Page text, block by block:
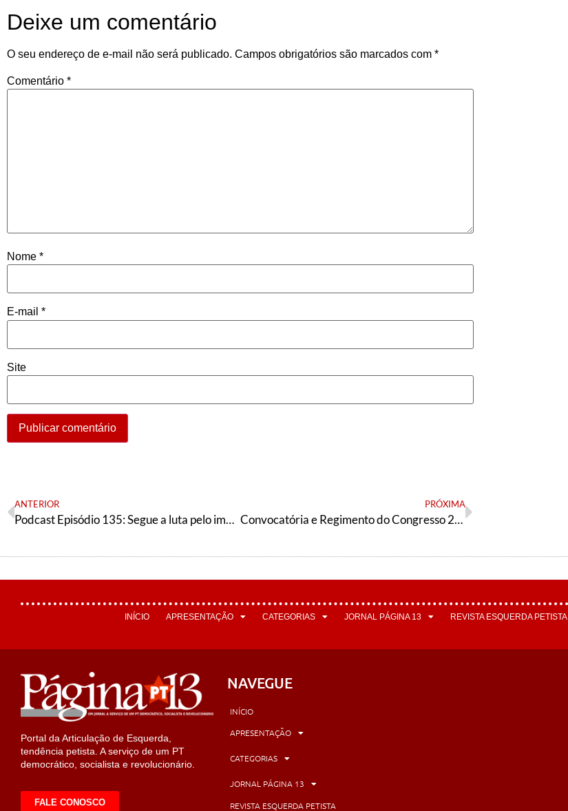
Deixe um comentário
O seu endereço de e-mail não será publicado. Campos obrigatórios são marcados com *
Comentário *
Nome *
E-mail *
Site
ANTERIOR
Podcast Episódio 135: Segue a luta pelo impeachment, o BBB e a luta antirracista e as eleições Equador
PRÓXIMA
Convocatória e Regimento do Congresso 2021 da tendência petista Articulação de Esquerda
INÍCIO APRESENTAÇÃO CATEGORIAS JORNAL PÁGINA 13 REVISTA ESQUERDA PETISTA
Portal da Articulação de Esquerda,
tendência petista. A serviço de um PT
democrático, socialista e revolucionário.
FALE CONOSCO
NAVEGUE
INÍCIO
APRESENTAÇÃO
CATEGORIAS
JORNAL PÁGINA 13
REVISTA ESQUERDA PETISTA